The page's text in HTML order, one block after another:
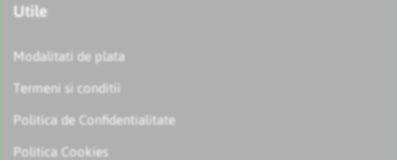
Utile
Modalitati de plata
Termeni si conditii
Politica de Confidentialitate
Politica Cookies